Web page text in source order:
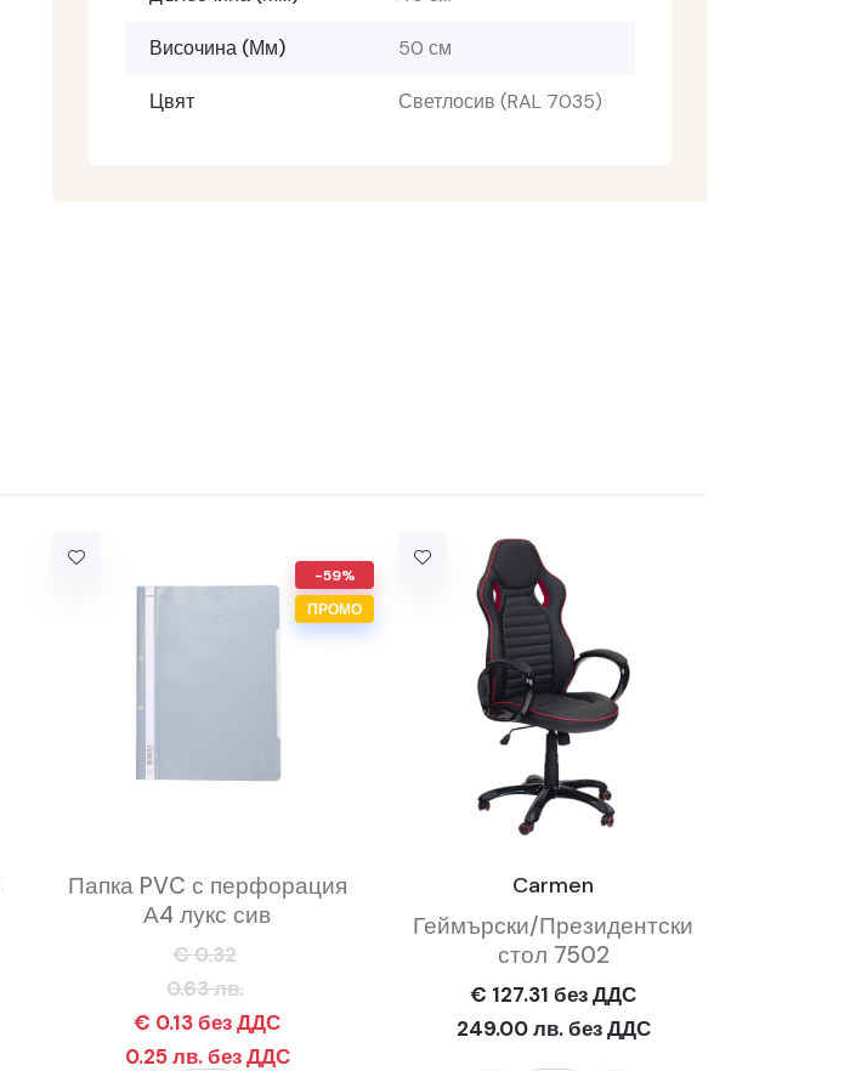
Височина (мм) 50 см
Цвят Светлосив (RAL 7035)
-59%
ПРОМО
Папка PVC с перфорация
А4 лукс сив
€ 0.32
0.63 лв.
€ 0.13 без ДДС
0.25 лв. без ДДС
Carmen
Геймърски/Президентски
стол 7502
€ 127.31 без ДДС
249.00 лв. без ДДС